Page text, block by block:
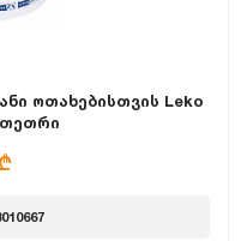
ოთახებისთვის Leko
თეთრი